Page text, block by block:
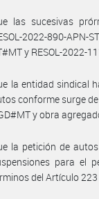
las sucesivas
2022-890-APN-
y RESOL-2022-
la entidad sindical
conforme surge
y obra
la petición de
para el
del Artículo